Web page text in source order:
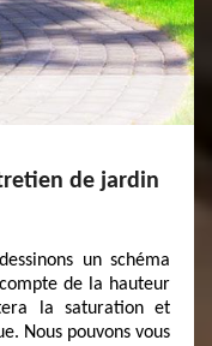
de jardin
un schéma
de la hauteur
la saturation et
Nous pouvons vous